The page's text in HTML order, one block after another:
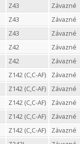
Z43
Závazné
Z43
Závazné
Z43
Závazné
Z42
Závazné
Z42
Závazné
Z142 (C,C-AF)
Závazné
Z142 (C,C-AF)
Závazné
Z142 (C,C-AF)
Závazné
Z142 (C,C-AF)
Závazné
Z142 (C,C-AF)
Závazné